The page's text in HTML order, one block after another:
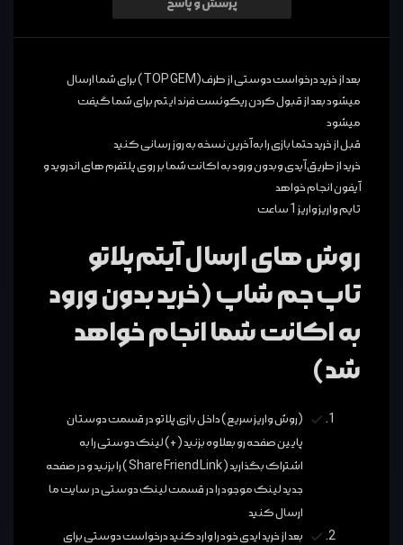
پرسش و پاسخ
بعد از خرید درخواست دوستی از طرف(TOP GEM) برای شما ارسال
میشود بعد از قبول کردن ریکوئست فرند ایتم برای شما گیفت
میشود
قبل از خرید حتما بازی را به آخرین نسخه به روز رسانی کنید
خرید از طریق آیدی وبدون ورود به اکانت شما بر روی پلتفرم های اندروید و
آیفون انجام خواهد
تایم واریز واریز 1 ساعت
روش های ارسال آیتم پلاتو
تاپ جم شاپ (خرید بدون ورود
به اکانت شما انجام خواهد
شد)
(روش واریز سریع) داخل بازی پلاتو در قسمت دوستان
پایین صفحه رو بعلاوه بزنید (+) لینک دوستی را به
اشتراک بگذارید ( Share Friend Link ) را بزنید و در صفحه
جدید لینک موجود را در قسمت لینک دوستی در سایت ما
ارسال کنید
بعد از خرید ایدی خود را وارد کنید درخواست دوستی برای